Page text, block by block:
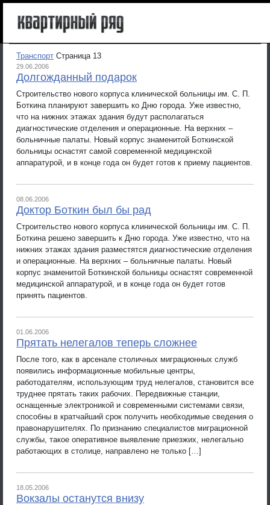
Транспорт Страница 13
29.06.2006
Долгожданный подарок
Строительство нового корпуса клинической больницы им. С. П.
Боткина планируют завершить ко Дню города. Уже известно,
что на нижних этажах здания будут располагаться
диагностические отделения и операционные. На верхних –
больничные палаты. Новый корпус знаменитой Боткинской
больницы оснастят самой современной медицинской
аппаратурой, и в конце года он будет готов к приему пациентов.
08.06.2006
Доктор Боткин был бы рад
Строительство нового корпуса клинической больницы им. С. П.
Боткина решено завершить к Дню города. Уже известно, что на
нижних этажах здания разместятся диагностические отделения
и операционные. На верхних – больничные палаты. Новый
корпус знаменитой Боткинской больницы оснастят современной
медицинской аппаратурой, и в конце года он будет готов
принять пациентов.
01.06.2006
Прятать нелегалов теперь сложнее
После того, как в арсенале столичных миграционных служб
появились информационные мобильные центры,
работодателям, использующим труд нелегалов, становится все
труднее прятать таких рабочих. Передвижные станции,
оснащенные электроникой и современными системами связи,
способны в кратчайший срок получить необходимые сведения о
правонарушителях. По признанию специалистов миграционной
службы, такое оперативное выявление приезжих, нелегально
работающих в столице, направлено не только […]
18.05.2006
Вокзалы останутся внизу